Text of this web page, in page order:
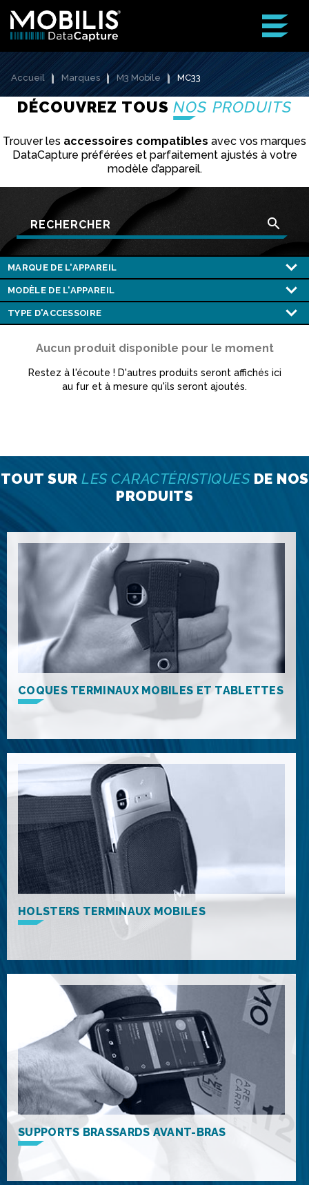
Accueil Marques M3 Mobile MC33
DÉCOUVREZ TOUSNOS PRODUITS
Trouver les accessoires compatibles avec vos marques
DataCapture préférées et parfaitement ajustés à votre
modèle d’appareil.
search
Aucun produit disponible pour le moment
Restez à l'écoute ! D'autres produits seront affichés ici
au fur et à mesure qu'ils seront ajoutés.
TOUT SUR LES CARACTÉRISTIQUESDE NOS
PRODUITS
COQUES TERMINAUX MOBILES ET TABLETTES
HOLSTERS TERMINAUX MOBILES
SUPPORTS BRASSARDS AVANT-BRAS